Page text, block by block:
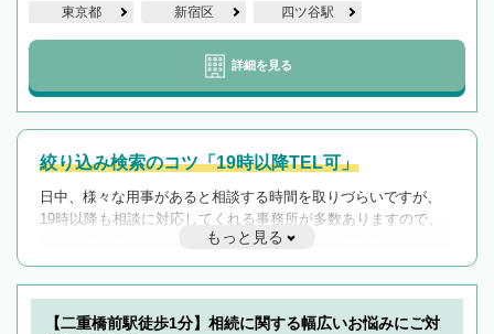
東京都 新宿区 四ツ谷駅
詳細を見る
絞り込み検索のコツ「19時以降TEL可」
日中、様々な用事があると相談する時間を取りづらいですが、
19時以降も相談に対応してくれる事務所が多数ありますので、
遅い時間の相談が増えそうな場合はそのような事務所に絞り込
んで検索してみましょう。
19時以降TEL可の条件
を加えて再検索
もっと見る
【二重橋前駅徒歩1分】相続に関する幅広いお悩みにご対